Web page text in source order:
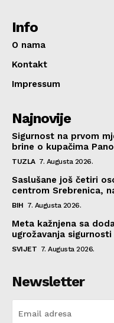
Info
O nama
Kontakt
Impressum
Najnovije
Sigurnost na prvom
brine o kupačima
TUZLA 7. Augusta 2026.
Saslušane još četiri
centrom Srebrenica,
BIH 7. Augusta 2026.
Meta kažnjena sa
ugrožavanja sigurnosti
SVIJET 7. Augusta 2026.
Newsletter